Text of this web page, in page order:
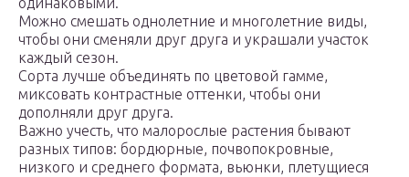
Можно смешать однолетние и многолетние виды,
чтобы они сменяли друг друга и украшали участок
каждый сезон.
Сорта лучше объединять по цветовой гамме,
миксовать контрастные оттенки, чтобы они
дополняли друг друга.
Важно учесть, что малорослые растения бывают
разных типов: бордюрные, почвопокровные,
низкого и среднего формата, вьюнки, плетущиеся